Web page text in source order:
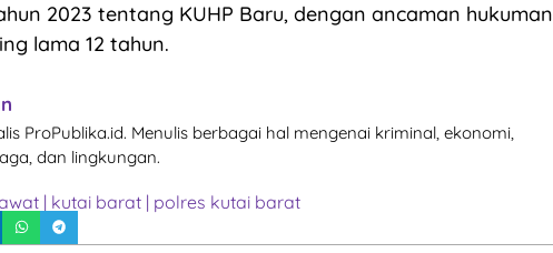
2023 tentang KUHP Baru, dengan ancaman hukuman
lama 12 tahun.
ProPublika.id. Menulis berbagai hal mengenai kriminal, ekonomi,
dan lingkungan.
| kutai barat | polres kutai barat